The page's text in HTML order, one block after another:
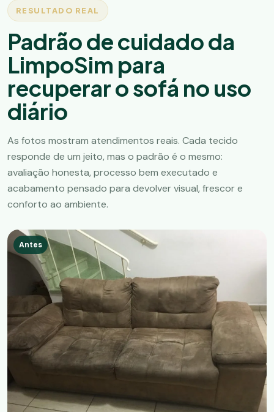
RESULTADO REAL
Padrão de cuidado da
LimpoSim para
recuperar o sofá no uso
diário
As fotos mostram atendimentos reais. Cada tecido
responde de um jeito, mas o padrão é o mesmo:
avaliação honesta, processo bem executado e
acabamento pensado para devolver visual, frescor e
conforto ao ambiente.
Antes